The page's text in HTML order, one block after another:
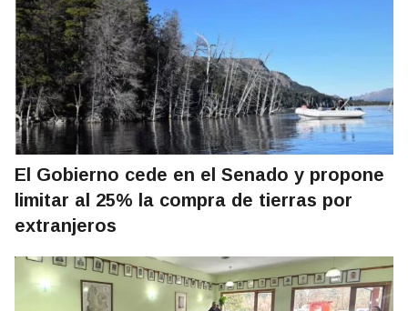
El Gobierno cede en el Senado y propone
limitar al 25% la compra de tierras por
extranjeros